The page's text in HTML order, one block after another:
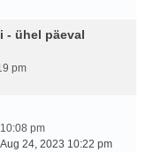
- ühel päeval
pm
pm
Aug 24, 2023 10:22 pm